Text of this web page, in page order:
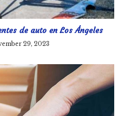
de auto en Los Ángeles
29, 2023